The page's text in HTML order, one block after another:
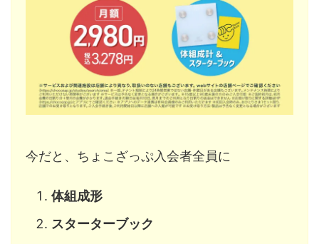
今だと、ちょこざっぷ入会者全員に
体組成形
スターターブック